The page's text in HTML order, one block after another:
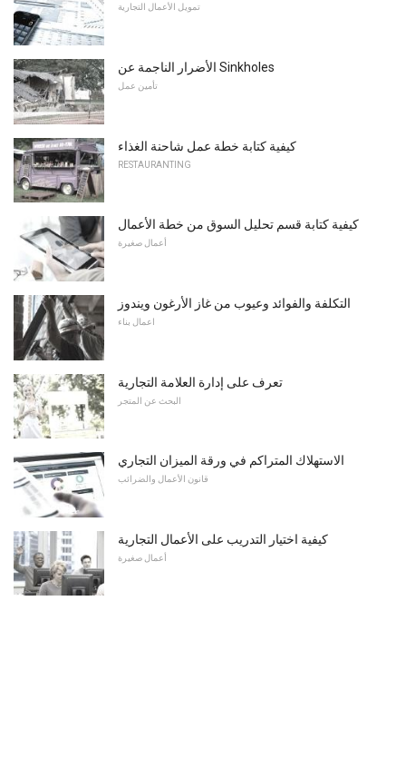
تمويل الأعمال التجارية
الأضرار الناجمة عن Sinkholes
تأمين عمل
كيفية كتابة خطة عمل شاحنة الغذاء
RESTAURANTING
كيفية كتابة قسم تحليل السوق من خطة الأعمال
أعمال صغيرة
التكلفة والفوائد وعيوب من غاز الأرغون ويندوز
اعمال بناء
تعرف على إدارة العلامة التجارية
البحث عن المتجر
الاستهلاك المتراكم في ورقة الميزان التجاري
قانون الأعمال والضرائب
كيفية اختيار التدريب على الأعمال التجارية
أعمال صغيرة